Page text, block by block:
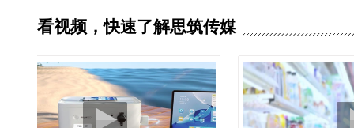
看视频，快速了解思筑传媒